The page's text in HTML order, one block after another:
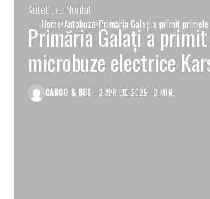
Home Autobuze Primăria Galați a primit
Karsan e-Jest
Autobuze Noutati
Primăria Galați a
microbuze electrice
CARGO & BUS 2 APRILIE 2025 2 MIN.